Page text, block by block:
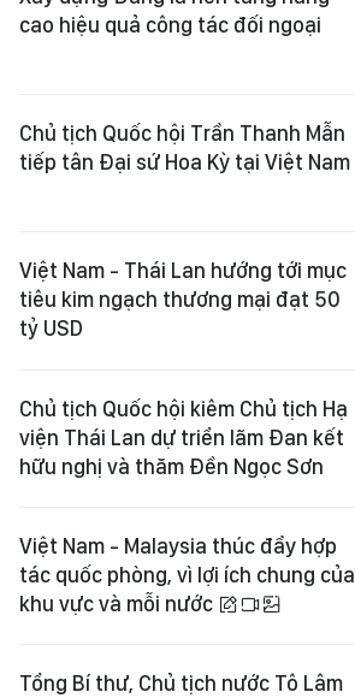
cao hiệu quả công tác đối ngoại
Chủ tịch Quốc hội Trần Thanh Mẫn
tiếp tân Đại sứ Hoa Kỳ tại Việt Nam
Việt Nam - Thái Lan hướng tới mục
tiêu kim ngạch thương mại đạt 50
tỷ USD
Chủ tịch Quốc hội kiêm Chủ tịch Hạ
viện Thái Lan dự triển lãm Đan kết
hữu nghị và thăm Đền Ngọc Sơn
Việt Nam - Malaysia thúc đẩy hợp
tác quốc phòng, vì lợi ích chung của
khu vực và mỗi nước
Tổng Bí thư, Chủ tịch nước Tô Lâm